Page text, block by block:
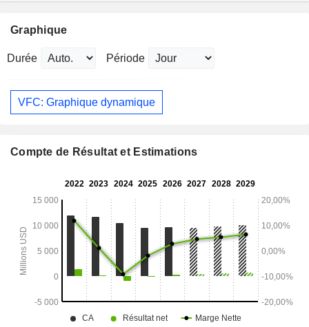
Graphique
Durée Période
VFC: Graphique dynamique
Compte de Résultat et Estimations